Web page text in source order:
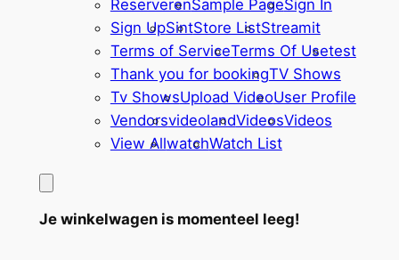
ReserverenSample PageSign In
Sign UpSintStore ListStreamit
Terms of ServiceTerms Of Usetest
Thank you for bookingTV Shows
Tv ShowsUpload VideoUser Profile
VendorsvideolandVideosVideos
View AllwatchWatch List
Je winkelwagen is momenteel leeg!